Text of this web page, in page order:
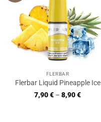
FLERBAR
Flerbar Liquid Pineapple Ice
7,90€ – 8,90€